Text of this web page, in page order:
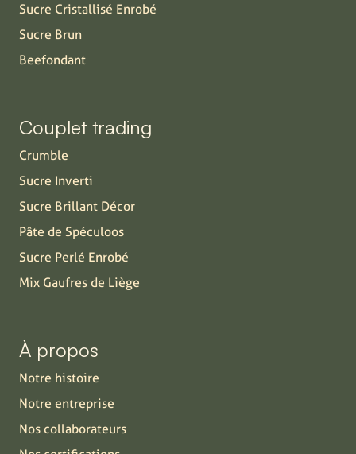
Sucre Cristallisé Enrobé
Sucre Brun
Beefondant
Couplet trading
Crumble
Sucre Inverti
Sucre Brillant Décor
Pâte de Spéculoos
Sucre Perlé Enrobé
Mix Gaufres de Liège
À propos
Notre histoire
Notre entreprise
Nos collaborateurs